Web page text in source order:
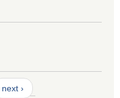
next ›